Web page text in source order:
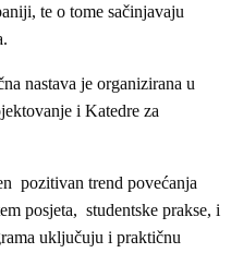
te o tome sačinjavaju
nastava je organizirana u
i Katedre za
pozitivan trend povećanja
posjeta, studentske prakse, i
uključuju i praktičnu